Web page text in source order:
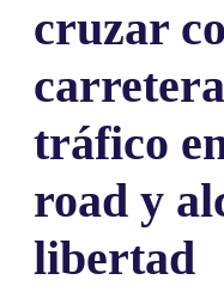
cruzar
tráfico
road y
libertad